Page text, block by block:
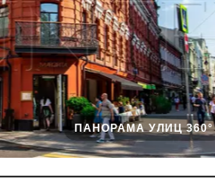
ПАНОРАМА УЛИЦ 360°